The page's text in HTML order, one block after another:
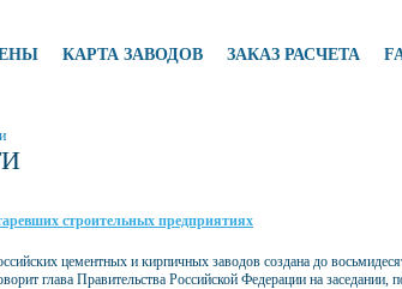
КАРТА ЗАВОДОВ ЗАКАЗ РАСЧЕТА
строительных предприятиях
цементных и кирпичных заводов создана до
глава Правительства Российской Федерации на